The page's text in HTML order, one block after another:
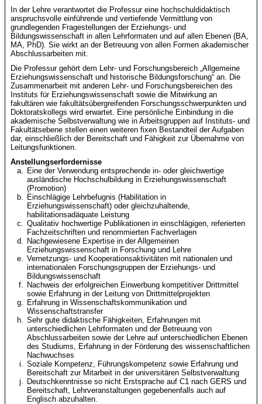
In der Lehre verantwortet die Professur eine hochschuldidaktisch
anspruchsvolle einführende und vertiefende Vermittlung von
grundlegenden Fragestellungen der Erziehungs- und
Bildungswissenschaft in allen Lehrformaten und auf allen Ebenen (BA,
MA, PhD). Sie wirkt an der Betreuung von allen Formen akademischer
Abschlussarbeiten mit.
Die Professur gehört dem Lehr- und Forschungsbereich „Allgemeine
Erziehungswissenschaft und historische Bildungsforschung“ an. Die
Zusammenarbeit mit anderen Lehr- und Forschungsbereichen des
Instituts für Erziehungswissenschaft sowie die Mitwirkung an
fakultären wie fakultätsübergreifenden Forschungsschwerpunkten und
Doktoratskollegs wird erwartet. Eine persönliche Einbindung in die
akademische Selbstverwaltung wie in Arbeitsgruppen auf Instituts- und
Fakultätsebene stellen einen weiteren fixen Bestandteil der Aufgaben
dar, einschließlich der Bereitschaft und Fähigkeit zur Übernahme von
Leitungsfunktionen.
Anstellungserfordernisse
Eine der Verwendung entsprechende in- oder gleichwertige
ausländische Hochschulbildung in Erziehungswissenschaft
(Promotion)
Einschlägige Lehrbefugnis (Habilitation in
Erziehungswissenschaft) oder gleichzuhaltende,
habilitationsadäquate Leistung
Qualitativ hochwertige Publikationen in einschlägigen, referierten
Fachzeitschriften und renommierten Fachverlagen
Nachgewiesene Expertise in der Allgemeinen
Erziehungswissenschaft in Forschung und Lehre
Vernetzungs- und Kooperationsaktivitäten mit nationalen und
internationalen Forschungsgruppen der Erziehungs- und
Bildungswissenschaft
Nachweis der erfolgreichen Einwerbung kompetitiver Drittmittel
sowie Erfahrung in der Leitung von Drittmittelprojekten
Erfahrung in Wissenschaftskommunikation und
Wissenschaftstransfer
Sehr gute didaktische Fähigkeiten, Erfahrungen mit
unterschiedlichen Lehrformaten und der Betreuung von
Abschlussarbeiten sowie der Lehre auf unterschiedlichen Ebenen
des Studiums, Erfahrung in der Förderung des wissenschaftlichen
Nachwuchses
Soziale Kompetenz, Führungskompetenz sowie Erfahrung und
Bereitschaft zur Mitarbeit in der universitären Selbstverwaltung
Deutschkenntnisse so nicht Erstsprache auf C1 nach GERS und
Bereitschaft, Lehrveranstaltungen gegebenenfalls auch auf
Englisch abzuhalten.